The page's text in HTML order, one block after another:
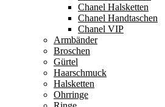
Chanel Halsketten
Chanel Handtaschen
Chanel VIP
Armbänder
Broschen
Gürtel
Haarschmuck
Halsketten
Ohrringe